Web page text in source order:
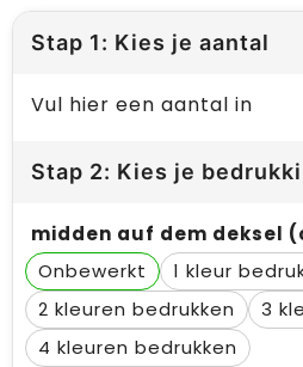
Stap 1: Kies je aantal
Vul hier een aantal in
Stap 2: Kies je
midden auf dem deksel
Onbewerkt
1
2
3
4